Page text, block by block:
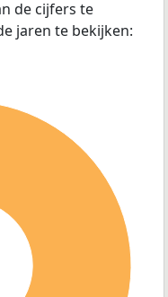
de cijfers te
jaren te bekijken: